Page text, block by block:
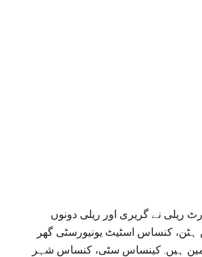
ریلی نے گریری اور ریلی دونوں
مین ہٹن، کنساس اسٹیٹ یونیورسٹی گھر
ہیں. کینساس سٹی، کنساس شہر